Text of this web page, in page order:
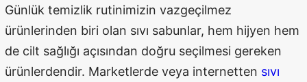
Günlük temizlik rutinimizin vazgeçilmez
ürünlerinden biri olan sıvı sabunlar, hem hijyen hem
de cilt sağlığı açısından doğru seçilmesi gereken
ürünlerdendir. Marketlerde veya internetten sıvı